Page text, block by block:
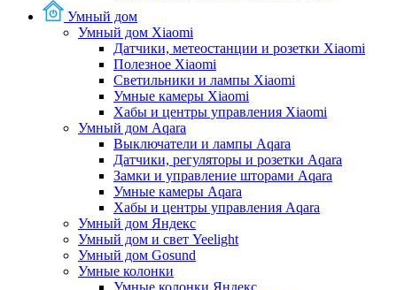
Умный дом
Умный дом Xiaomi
Датчики, метеостанции и розетки Xiaomi
Полезное Xiaomi
Светильники и лампы Xiaomi
Умные камеры Xiaomi
Хабы и центры управления Xiaomi
Умный дом Aqara
Выключатели и лампы Aqara
Датчики, регуляторы и розетки Aqara
Замки и управление шторами Aqara
Умные камеры Aqara
Хабы и центры управления Aqara
Умный дом Яндекс
Умный дом и свет Yeelight
Умный дом Gosund
Умные колонки
Умные колонки Яндекс